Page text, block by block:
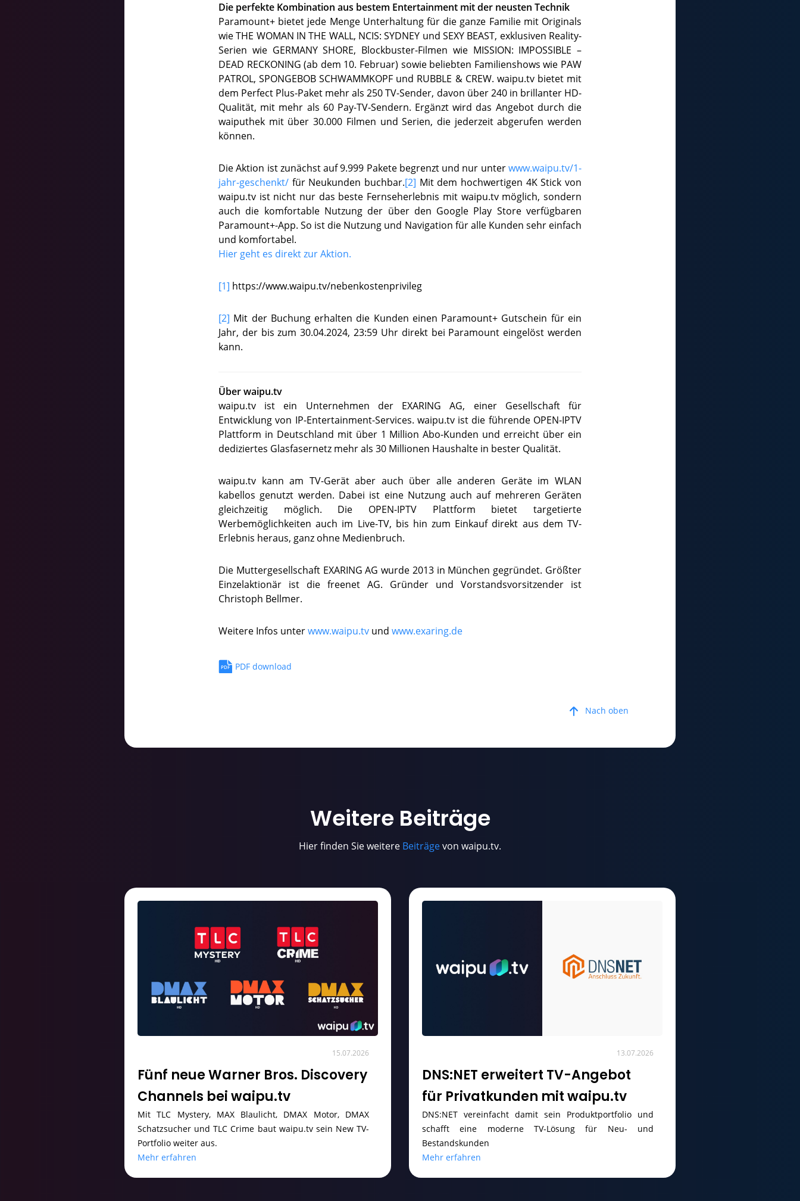
Die perfekte Kombination aus bestem Entertainment mit der neusten Technik
Paramount+ bietet jede Menge Unterhaltung für die ganze Familie mit Originals
wie THE WOMAN IN THE WALL, NCIS: SYDNEY und SEXY BEAST, exklusiven Reality-
Serien wie GERMANY SHORE, Blockbuster-Filmen wie MISSION: IMPOSSIBLE –
DEAD RECKONING (ab dem 10. Februar) sowie beliebten Familienshows wie PAW
PATROL, SPONGEBOB SCHWAMMKOPF und RUBBLE & CREW. waipu.tv bietet mit
dem Perfect Plus-Paket mehr als 250 TV-Sender, davon über 240 in brillanter HD-
Qualität, mit mehr als 60 Pay-TV-Sendern. Ergänzt wird das Angebot durch die
waiputhek mit über 30.000 Filmen und Serien, die jederzeit abgerufen werden
können.
Die Aktion ist zunächst auf 9.999 Pakete begrenzt und nur unterwww.waipu.tv/1-
jahr-geschenkt/ für Neukunden buchbar.[2] Mit dem hochwertigen 4K Stick von
waipu.tv ist nicht nur das beste Fernseherlebnis mit waipu.tv möglich, sondern
auch die komfortable Nutzung der über den Google Play Store verfügbaren
Paramount+-App. So ist die Nutzung und Navigation für alle Kunden sehr einfach
und komfortabel.
Hier geht es direkt zur Aktion.
[1] https://www.waipu.tv/nebenkostenprivileg
[2] Mit der Buchung erhalten die Kunden einen Paramount+ Gutschein für ein
Jahr, der bis zum 30.04.2024, 23:59 Uhr direkt bei Paramount eingelöst werden
kann.
Über waipu.tv
waipu.tv ist ein Unternehmen der EXARING AG, einer Gesellschaft für
Entwicklung von IP-Entertainment-Services. waipu.tv ist die führende OPEN-IPTV
Plattform in Deutschland mit über 1 Million Abo-Kunden und erreicht über ein
dediziertes Glasfasernetz mehr als 30 Millionen Haushalte in bester Qualität.
waipu.tv kann am TV-Gerät aber auch über alle anderen Geräte im WLAN
kabellos genutzt werden. Dabei ist eine Nutzung auch auf mehreren Geräten
gleichzeitig möglich. Die OPEN-IPTV Plattform bietet targetierte
Werbemöglichkeiten auch im Live-TV, bis hin zum Einkauf direkt aus dem TV-
Erlebnis heraus, ganz ohne Medienbruch.
Die Muttergesellschaft EXARING AG wurde 2013 in München gegründet. Größter
Einzelaktionär ist die freenet AG. Gründer und Vorstandsvorsitzender ist
Christoph Bellmer.
Weitere Infos unterwww.waipu.tv und www.exaring.de
PDF download
Nach oben
WeitereBeiträge
Hier finden Sie weitere Beiträgevon waipu.tv.
15.07.2026
Fünf neue Warner Bros. Discovery
Channels bei waipu.tv
Mit TLC Mystery, MAX Blaulicht, DMAX Motor, DMAX
Schatzsucher und TLC Crime baut waipu.tv sein New TV-
Portfolio weiter aus.
Mehr erfahren
13.07.2026
DNS:NET erweitert TV-Angebot
für Privatkunden mit waipu.tv
DNS:NET vereinfacht damit sein Produktportfolio und
schafft eine moderne TV-Lösung für Neu- und
Bestandskunden
Mehr erfahren